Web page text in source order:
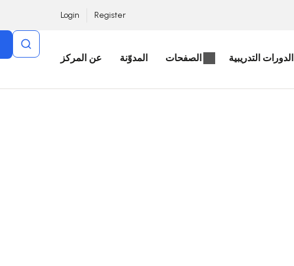
Register
Login
الدورات التدريبية الصفحات المدوّنة عن المركز